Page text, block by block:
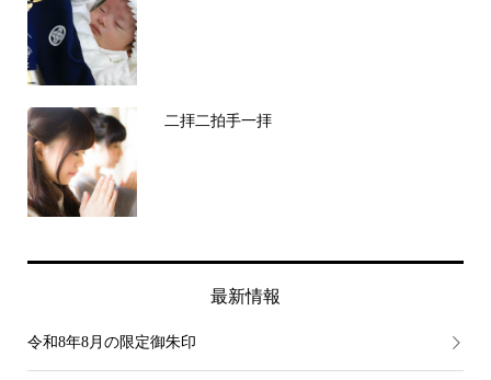
二拝二拍手一拝
最新情報
令和8年8月の限定御朱印